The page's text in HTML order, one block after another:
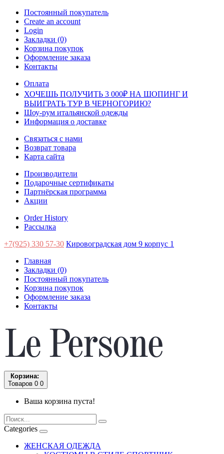
Постоянный покупатель
Create an account
Login
Закладки (0)
Корзина покупок
Оформление заказа
Контакты
Оплата
ХОЧЕШЬ ПОЛУЧИТЬ 3 000₽ НА ШОПИНГ И
ВЫИГРАТЬ ТУР В ЧЕРНОГОРИЮ?
Шоу-рум итальянской одежды
Информация о доставке
Связаться с нами
Возврат товара
Карта сайта
Производители
Подарочные сертификаты
Партнёрская программа
Акции
Order History
Рассылка
+7(925) 330 57-30 Кировоградская дом 9 корпус 1
Главная
Закладки (0)
Постоянный покупатель
Корзина покупок
Оформление заказа
Контакты
Корзина:
Товаров 0 0
Ваша корзина пуста!
Categories
ЖЕНСКАЯ ОДЕЖДА